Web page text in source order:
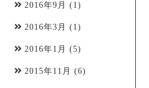
2016年9月 (1)
2016年3月 (1)
2016年1月 (5)
2015年11月 (6)